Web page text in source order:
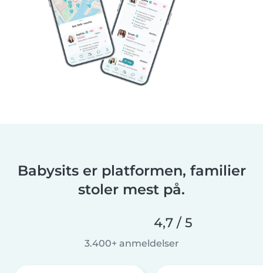
Babysits er platformen, familier
stoler mest på.
4,7 / 5
3.400+ anmeldelser